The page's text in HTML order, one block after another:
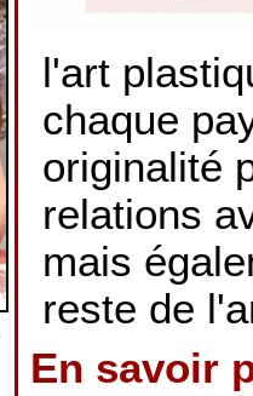
l'art
chaque
originalité
relations
mais
reste de
En savoir